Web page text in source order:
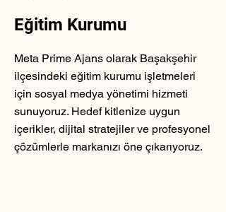
Eğitim Kurumu
Meta Prime Ajans olarak Başakşehir
ilçesindeki eğitim kurumu işletmeleri
için sosyal medya yönetimi hizmeti
sunuyoruz. Hedef kitlenize uygun
içerikler, dijital stratejiler ve profesyonel
çözümlerle markanızı öne çıkarıyoruz.